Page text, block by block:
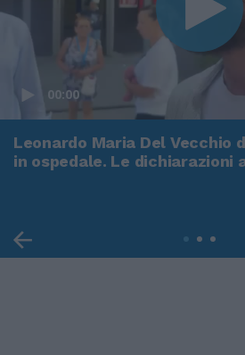
00:00
Leonardo Maria Del Vecchio
in ospedale. Le dichiarazioni